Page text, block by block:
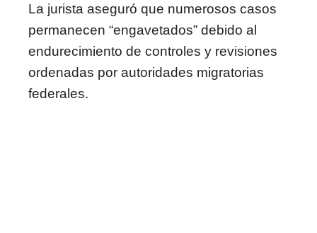
La jurista aseguró que numerosos casos
permanecen “engavetados” debido al
endurecimiento de controles y revisiones
ordenadas por autoridades migratorias
federales.